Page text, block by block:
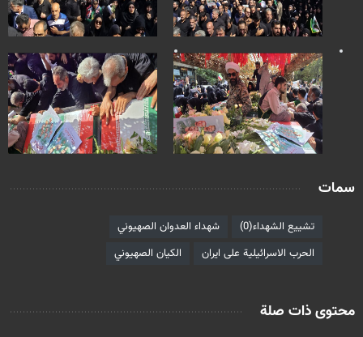
سمات
تشييع الشهداء(0)
شهداء العدوان الصهيوني
الحرب الاسرائيلية على ايران
الكيان الصهيوني
محتوى ذات صلة